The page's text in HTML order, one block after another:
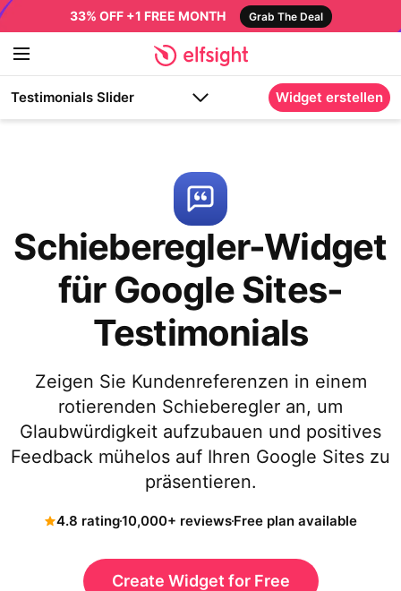
33% OFF +1 FREE MONTH Grab The Deal
Testimonials Slider Widget erstellen
Schieberegler-Widget
für Google Sites-
Testimonials
Zeigen Sie Kundenreferenzen in einem
rotierenden Schieberegler an, um
Glaubwürdigkeit aufzubauen und positives
Feedback mühelos auf Ihren Google Sites zu
präsentieren.
4.8 rating10,000+ reviewsFree plan available
Create Widget for Free